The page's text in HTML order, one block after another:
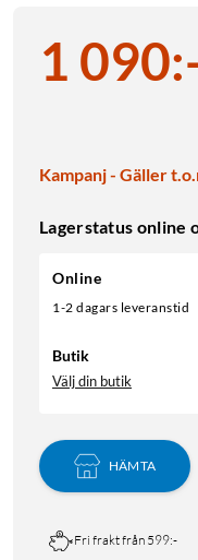
1 090:
Kampanj - Gäller
Lagerstatus online
Online
1-2 dagars leveranstid
Butik
Välj din butik
HÄMTA
Fri frakt från 599:-